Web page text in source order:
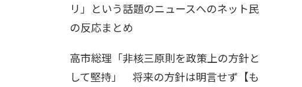
リ」という話題のニュースへのネット民
の反応まとめ
高市総理「非核三原則を政策上の方針と
して堅持」 将来の方針は明言せず【も